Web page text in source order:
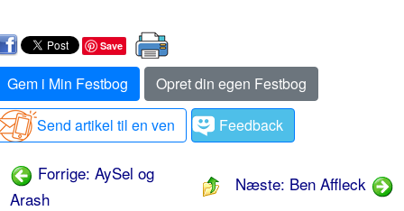
Save
Gem i Min Festbog
Opret din egen Festbog
Send artikel til en ven
Feedback
Forrige: AySel og
Arash
Næste: Ben Affleck